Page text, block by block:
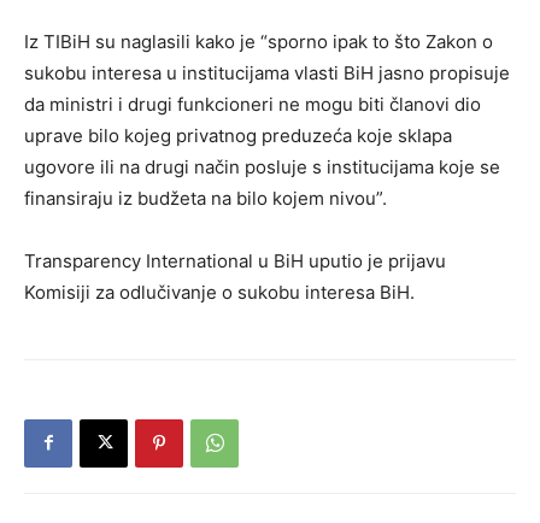
Iz TIBiH su naglasili kako je “sporno ipak to što Zakon o
sukobu interesa u institucijama vlasti BiH jasno propisuje
da ministri i drugi funkcioneri ne mogu biti članovi dio
uprave bilo kojeg privatnog preduzeća koje sklapa
ugovore ili na drugi način posluje s institucijama koje se
finansiraju iz budžeta na bilo kojem nivou”.
Transparency International u BiH uputio je prijavu
Komisiji za odlučivanje o sukobu interesa BiH.